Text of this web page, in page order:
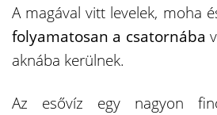
A magával vitt levelek, moha
folyamatosan a csatornába
aknába kerülnek.
Az esővíz egy nagyon